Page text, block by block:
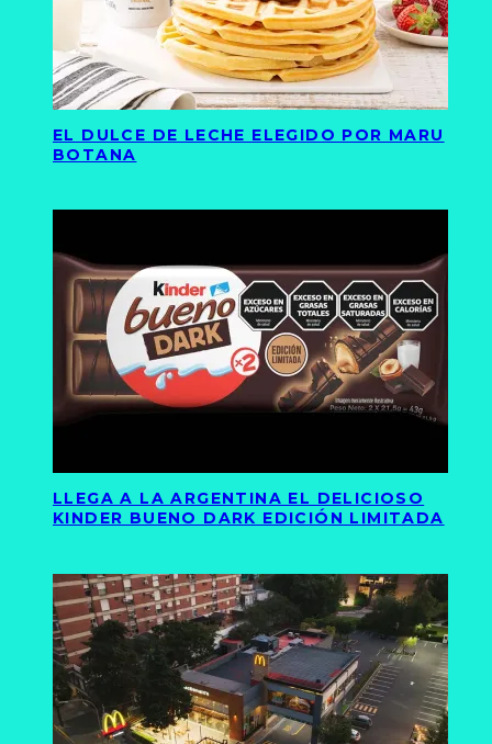
EL DULCE DE LECHE ELEGIDO POR MARU
BOTANA
LLEGA A LA ARGENTINA EL DELICIOSO
KINDER BUENO DARK EDICIÓN LIMITADA